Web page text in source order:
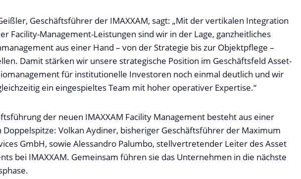
Geschäftsführer der IMAXXAM, sagt: „Mit der vertikalen Integration
Facility-Management-Leistungen sind wir in der Lage, ganzheitliches
aus einer Hand – von der Strategie bis zur Objektpflege –
Damit stärken wir unsere strategische Position im Geschäftsfeld Asset-
für institutionelle Investoren noch einmal deutlich und wir
ein eingespieltes Team mit hoher operativer Expertise.“
der neuen IMAXXAM Facility Management besteht aus einer
Volkan Aydiner, bisheriger Geschäftsführer der Maximum
GmbH, sowie Alessandro Palumbo, stellvertretender Leiter des Asset
bei IMAXXAM. Gemeinsam führen sie das Unternehmen in die nächste